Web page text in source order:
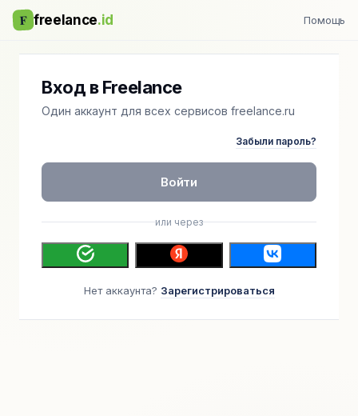
F freelance.id Помощь
Вход в Freelance
Один аккаунт для всех сервисов freelance.ru
Забыли пароль?
Войти
или через
Нет аккаунта? Зарегистрироваться